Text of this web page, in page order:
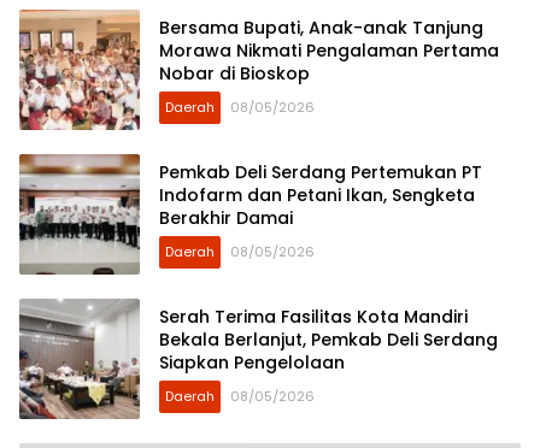
Bersama Bupati, Anak-anak Tanjung
Morawa Nikmati Pengalaman Pertama
Nobar di Bioskop
Daerah 08/05/2026
Pemkab Deli Serdang Pertemukan PT
Indofarm dan Petani Ikan, Sengketa
Berakhir Damai
Daerah 08/05/2026
Serah Terima Fasilitas Kota Mandiri
Bekala Berlanjut, Pemkab Deli Serdang
Siapkan Pengelolaan
Daerah 08/05/2026